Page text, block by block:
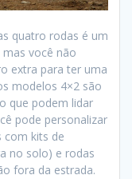
quatro rodas é um
você não
extra para ter uma
modelos 4×2 são
que podem lidar
pode personalizar
com kits de
no solo) e rodas
fora da estrada.